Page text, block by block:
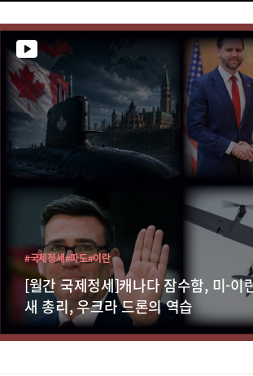
[월간 국제정세]캐나다 잠수함, 미-이
새 총리, 우크라 드론의 역습
#국제정세#파도#이란